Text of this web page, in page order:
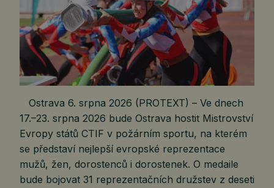
Ostrava 6. srpna 2026 (PROTEXT) – Ve dnech
17.–23. srpna 2026 bude Ostrava hostit Mistrovství
Evropy států CTIF v požárním sportu, na kterém
se představí nejlepší evropské reprezentace
mužů, žen, dorostenců i dorostenek. O medaile
bude bojovat 31 reprezentačních družstev z deseti